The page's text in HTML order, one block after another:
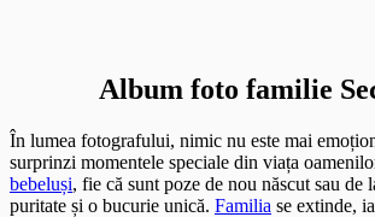
Album foto familie
În lumea fotografului, nimic nu este mai
surprinzi momentele speciale din viața
bebeluși, fie că sunt poze de nou născut sau de
puritate și o bucurie unică. Familia se extinde,